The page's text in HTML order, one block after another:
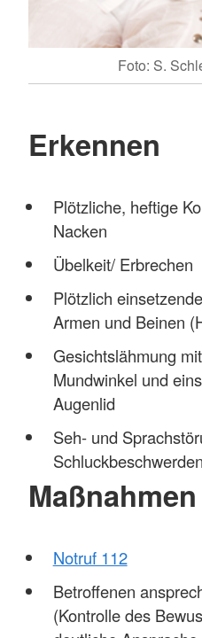
Foto: S.
Erkennen
Plötzliche, heftige
Nacken
Übelkeit/ Erbrechen
Plötzlich
Armen und Beinen
Gesichtslähmung
Mundwinkel und
Augenlid
Seh- und
Schluckbeschwerden
Maßnahmen
Notruf 112
Betroffenen
(Kontrolle des